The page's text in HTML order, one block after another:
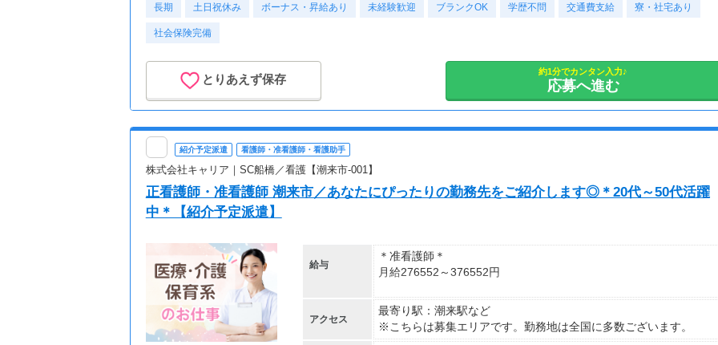
2～3ヶ月目:月給28万円～ ※固定残業代3.7万円～/20時間分含む
2～3ヶ月目:月給26.9万円～ ※固定残業代3.5万円～/20時間分含む
1ヵ月目：月給23.1万円～
2～3ヶ月目:月給26.5万円～ ※固定残業代3.5万円～/20時間分含む
※実働8時間／休憩1時間
※担当業務により月数回の土曜出勤あり
長期 土日祝休み ボーナス・昇給あり 未経験歓迎 ブランクOK 学歴不問 交通費支給 寮・社宅あり
社会保険完備
とりあえず保存
約1分でカンタン入力♪
応募へ進む
紹介予定派遣 看護師・准看護師・看護助手
株式会社キャリア｜SC船橋／看護【潮来市-001】
正看護師・准看護師 潮来市／あなたにぴったりの勤務先をご紹介します◎＊20代～50代活躍
中＊【紹介予定派遣】
給与
＊准看護師＊
月給276552～376552円
＊正看護師＊
月給291108～391108円
アクセス
最寄り駅：潮来駅など
※こちらは募集エリアです。勤務地は全国に多数ございます。